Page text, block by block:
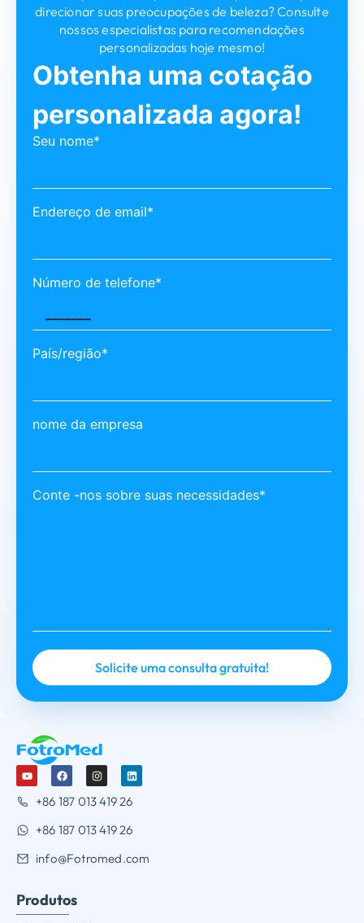
direcionar suas preocupações de beleza? Consulte
nossos especialistas para recomendações
personalizadas hoje mesmo!
Obtenha uma cotação
personalizada agora!
Seu nome*
Endereço de email*
Número de telefone*
País/região*
nome da empresa
Conte -nos sobre suas necessidades*
+86 187 013 419 26
+86 187 013 419 26
info@Fotromed.com
Produtos